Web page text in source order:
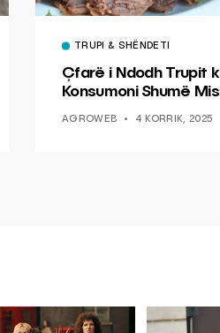
TRUPI & SHËNDETI
Çfarë i Ndodh Trupit
Konsumoni Shumë
AGROWEB 4 KORRIK, 2025